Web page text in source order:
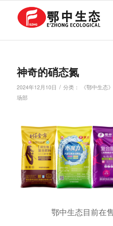
神奇的硝态氮
2024年12月10日 / 分类： 《鄂中生态
场部
鄂中生态目前在